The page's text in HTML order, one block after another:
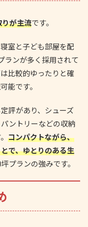
が主流です。
室と子ども部屋を配
ランが多く採用されて
比較的ゆったりと確
能です。
評があり、シューズ
ントリーなどの収納
コンパクトながら、
で、ゆとりのある生
プランの強みです。